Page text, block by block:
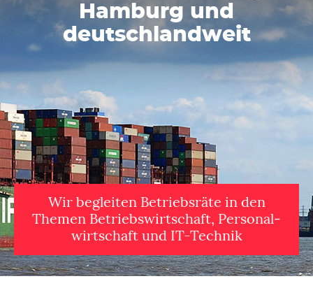
Hamburg und
deutschlandweit
Wir begleiten Betriebsräte in den
Themen Betriebs­wirtschaft, Personal­
wirtschaft und IT-Technik